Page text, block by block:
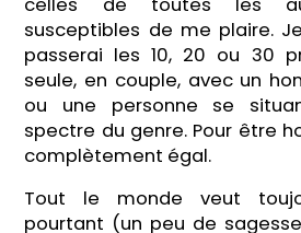
susceptibles de me plaire.
passerai les 10, 20 ou 30
seule, en couple, avec un
ou une personne se
spectre du genre. Pour être
complètement égal.
Tout le monde veut
pourtant (un peu de